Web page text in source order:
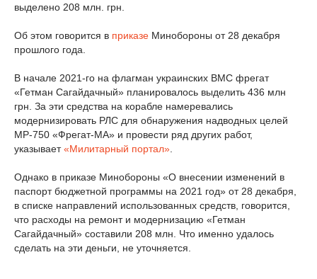
выделено 208 млн. грн.
Об этом говорится в приказе Минобороны от 28 декабря
прошлого года.
В начале 2021-го на флагман украинских ВМС фрегат
«Гетман Сагайдачный» планировалось выделить 436 млн
грн. За эти средства на корабле намеревались
модернизировать РЛС для обнаружения надводных целей
МР-750 «Фрегат-МА» и провести ряд других работ,
указывает «Милитарный портал»
Однако в приказе Минобороны «О внесении изменений в
паспорт бюджетной программы на 2021 год» от 28 декабря,
в списке направлений использованных средств, говорится,
что расходы на ремонт и модернизацию «Гетман
Сагайдачный» составили 208 млн. Что именно удалось
сделать на эти деньги, не уточняется.